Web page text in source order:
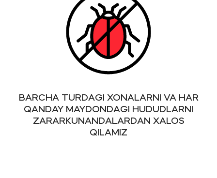
BARCHA TURDAGI XONALARNI VA HAR
QANDAY MAYDONDAGI HUDUDLARNI
ZARARKUNANDALARDAN XALOS
QILAMIZ